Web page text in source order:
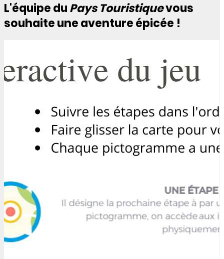
L'équipe duPays Touristiquevous
souhaite une aventure épicée !